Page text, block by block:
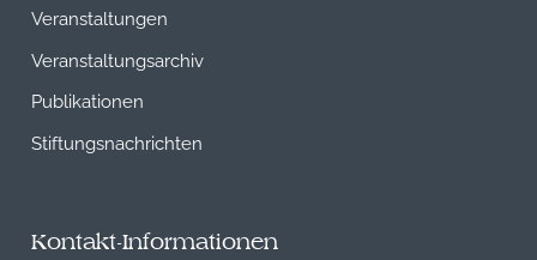
Veranstaltungen
Veranstaltungsarchiv
Publikationen
Stiftungsnachrichten
Kontakt-Informationen